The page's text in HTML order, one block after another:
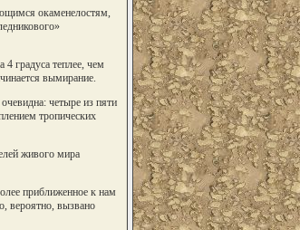
окаменелостям,
градуса теплее, чем
вымирание.
четыре из пяти
тропических
живого мира
приближенное к нам
вероятно, вызвано